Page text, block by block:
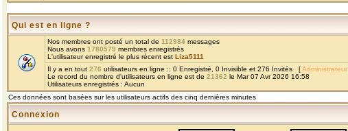
Qui est en ligne ?
Nos membres ont posté un total de 112984 messages
Nous avons 1780579 membres enregistrés
L'utilisateur enregistré le plus récent est Liza5111
Il y a en tout 276 utilisateurs en ligne :: 0 Enregistré, 0 Invisible et 276 Invités [Administrateur
Le record du nombre d'utilisateurs en ligne est de 21362 le Mar 07 Avr 2026 16:58
Utilisateurs enregistrés : Aucun
Ces données sont basées sur les utilisateurs actifs des cinq dernières minutes
Connexion